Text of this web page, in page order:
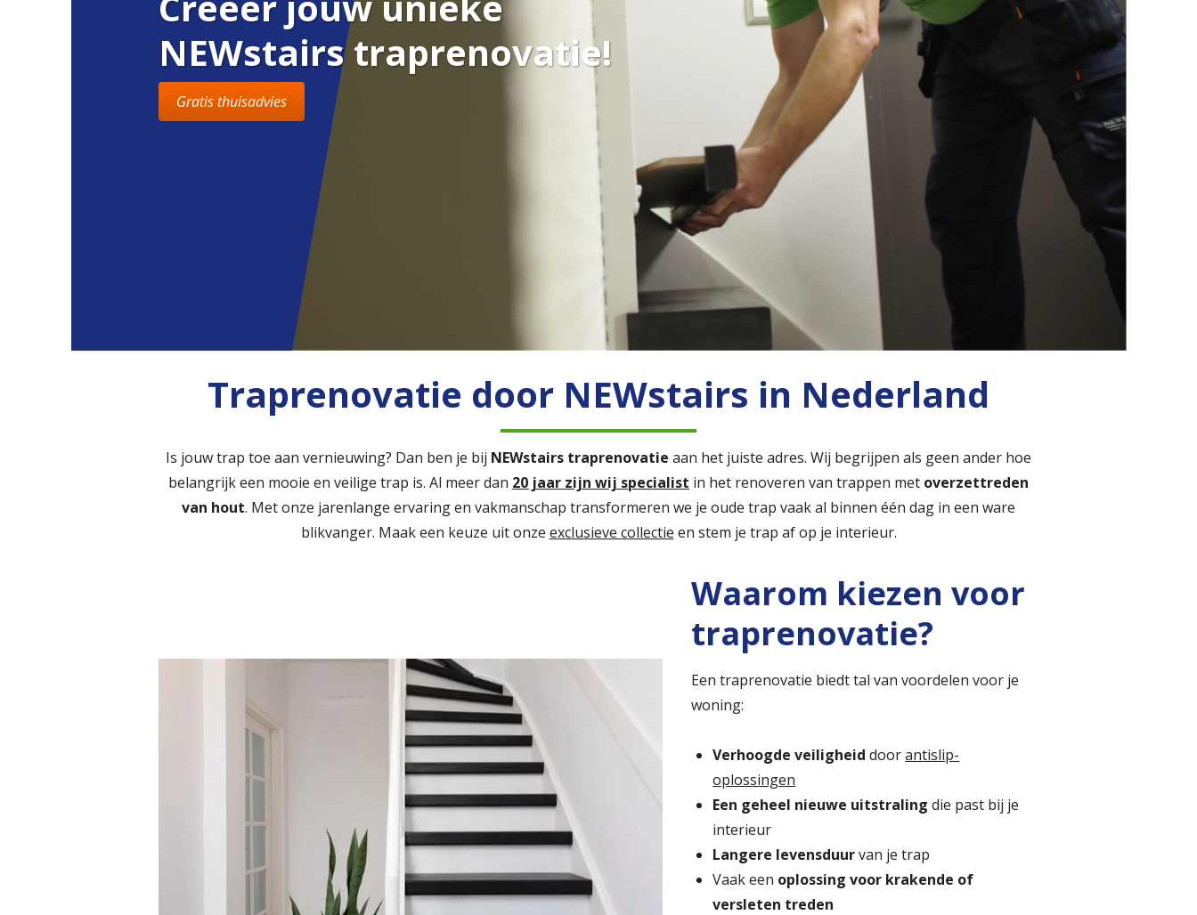
NEWstairs traprenovatie!
Gratis thuisadvies
Traprenovatie door NEWstairs in Nederland
Is jouw trap toe aan vernieuwing? Dan ben je bij NEWstairs traprenovatie aan het juiste adres. Wij begrijpen als geen ander hoe
belangrijk een mooie en veilige trap is. Al meer dan 20 jaar zijn wij specialist in het renoveren van trappen met overzettreden
van hout. Met onze jarenlange ervaring en vakmanschap transformeren we je oude trap vaak al binnen één dag in een ware
blikvanger. Maak een keuze uit onze exclusieve collectie en stem je trap af op je interieur.
Waarom kiezen voor
traprenovatie?
Een traprenovatie biedt tal van voordelen voor je
woning:
Verhoogde veiligheid doorantislip-
oplossingen
Een geheel nieuwe uitstraling die past bij je
interieur
Langere levensduurvan je trap
Vaak een oplossing voor krakende of
versleten treden